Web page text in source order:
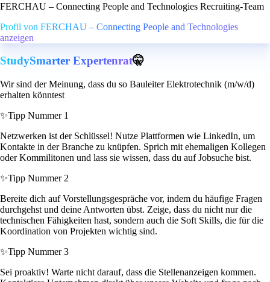
FERCHAU – Connecting People and Technologies Recruiting-Team
Profil von FERCHAU – Connecting People and Technologies
anzeigen
StudySmarter Expertenrat🤫
Wir sind der Meinung, dass du so Bauleiter Elektrotechnik (m/w/d)
erhalten könntest
✨Tipp Nummer 1
Netzwerken ist der Schlüssel! Nutze Plattformen wie LinkedIn, um
Kontakte in der Branche zu knüpfen. Sprich mit ehemaligen Kollegen
oder Kommilitonen und lass sie wissen, dass du auf Jobsuche bist.
✨Tipp Nummer 2
Bereite dich auf Vorstellungsgespräche vor, indem du häufige Fragen
durchgehst und deine Antworten übst. Zeige, dass du nicht nur die
technischen Fähigkeiten hast, sondern auch die Soft Skills, die für die
Koordination von Projekten wichtig sind.
✨Tipp Nummer 3
Sei proaktiv! Warte nicht darauf, dass die Stellenanzeigen kommen.